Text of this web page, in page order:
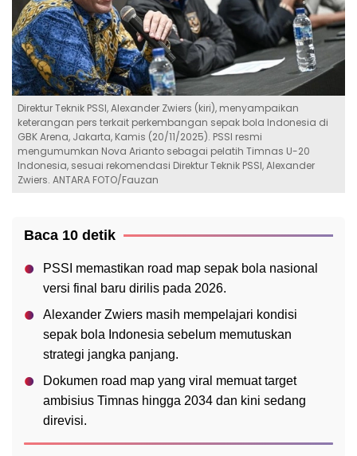
Direktur Teknik PSSI, Alexander Zwiers (kiri), menyampaikan
keterangan pers terkait perkembangan sepak bola Indonesia di
GBK Arena, Jakarta, Kamis (20/11/2025). PSSI resmi
mengumumkan Nova Arianto sebagai pelatih Timnas U-20
Indonesia, sesuai rekomendasi Direktur Teknik PSSI, Alexander
Zwiers. ANTARA FOTO/Fauzan
Baca 10 detik
PSSI memastikan road map sepak bola nasional
versi final baru dirilis pada 2026.
Alexander Zwiers masih mempelajari kondisi
sepak bola Indonesia sebelum memutuskan
strategi jangka panjang.
Dokumen road map yang viral memuat target
ambisius Timnas hingga 2034 dan kini sedang
direvisi.